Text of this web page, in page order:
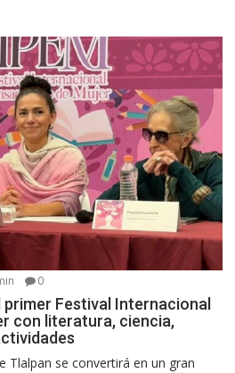
0
Festival Internacional
con literatura, ciencia,
Tlalpan se convertirá en un gran